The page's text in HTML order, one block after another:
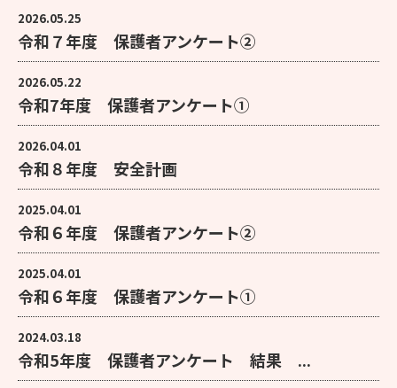
2026.05.25
令和７年度 保護者アンケート②
2026.05.22
令和7年度 保護者アンケート①
2026.04.01
令和８年度 安全計画
2025.04.01
令和６年度 保護者アンケート②
2025.04.01
令和６年度 保護者アンケート①
2024.03.18
令和5年度 保護者アンケート 結果 ...